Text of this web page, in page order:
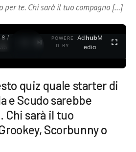
per te. Chi sarà il tuo compagno […]
/
POWERE
D BY
AdhubM
edia
quiz quale starter di
e Scudo sarebbe
Chi sarà il tuo
Scorbunny o